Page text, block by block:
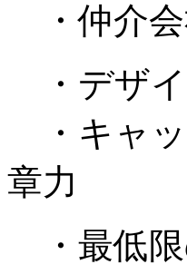
・仲介会
・デザ
・キャッ
章力
・最低限